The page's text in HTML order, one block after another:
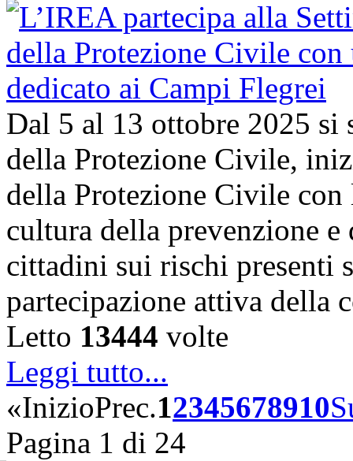
Dal 5 al 13 ottobre 2025 si
della Protezione Civile,
della Protezione Civile
cultura della prevenzione
cittadini sui rischi presenti
partecipazione attiva
Letto 13444 volte
Leggi tutto...
«InizioPrec.12345678910
Pagina 1 di 24